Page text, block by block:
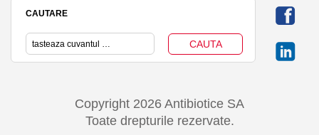
CAUTARE
Copyright 2026 Antibiotice SA
Toate drepturile rezervate.